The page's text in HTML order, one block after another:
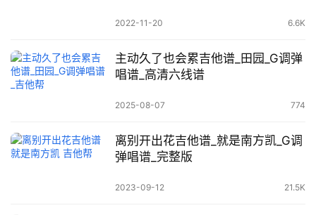
2022-11-20 6.6K
主动久了也会累吉他谱_田园_G调弹
唱谱_高清六线谱
2025-08-07 774
离别开出花吉他谱_就是南方凯_G调
弹唱谱_完整版
2023-09-12 21.5K